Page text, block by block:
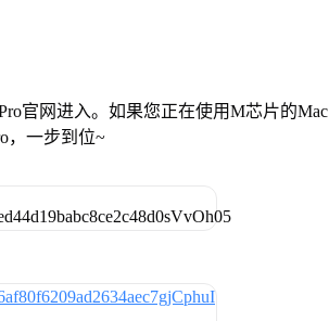
官网进入。如果您正在使用M芯片的Mac
，一步到位~